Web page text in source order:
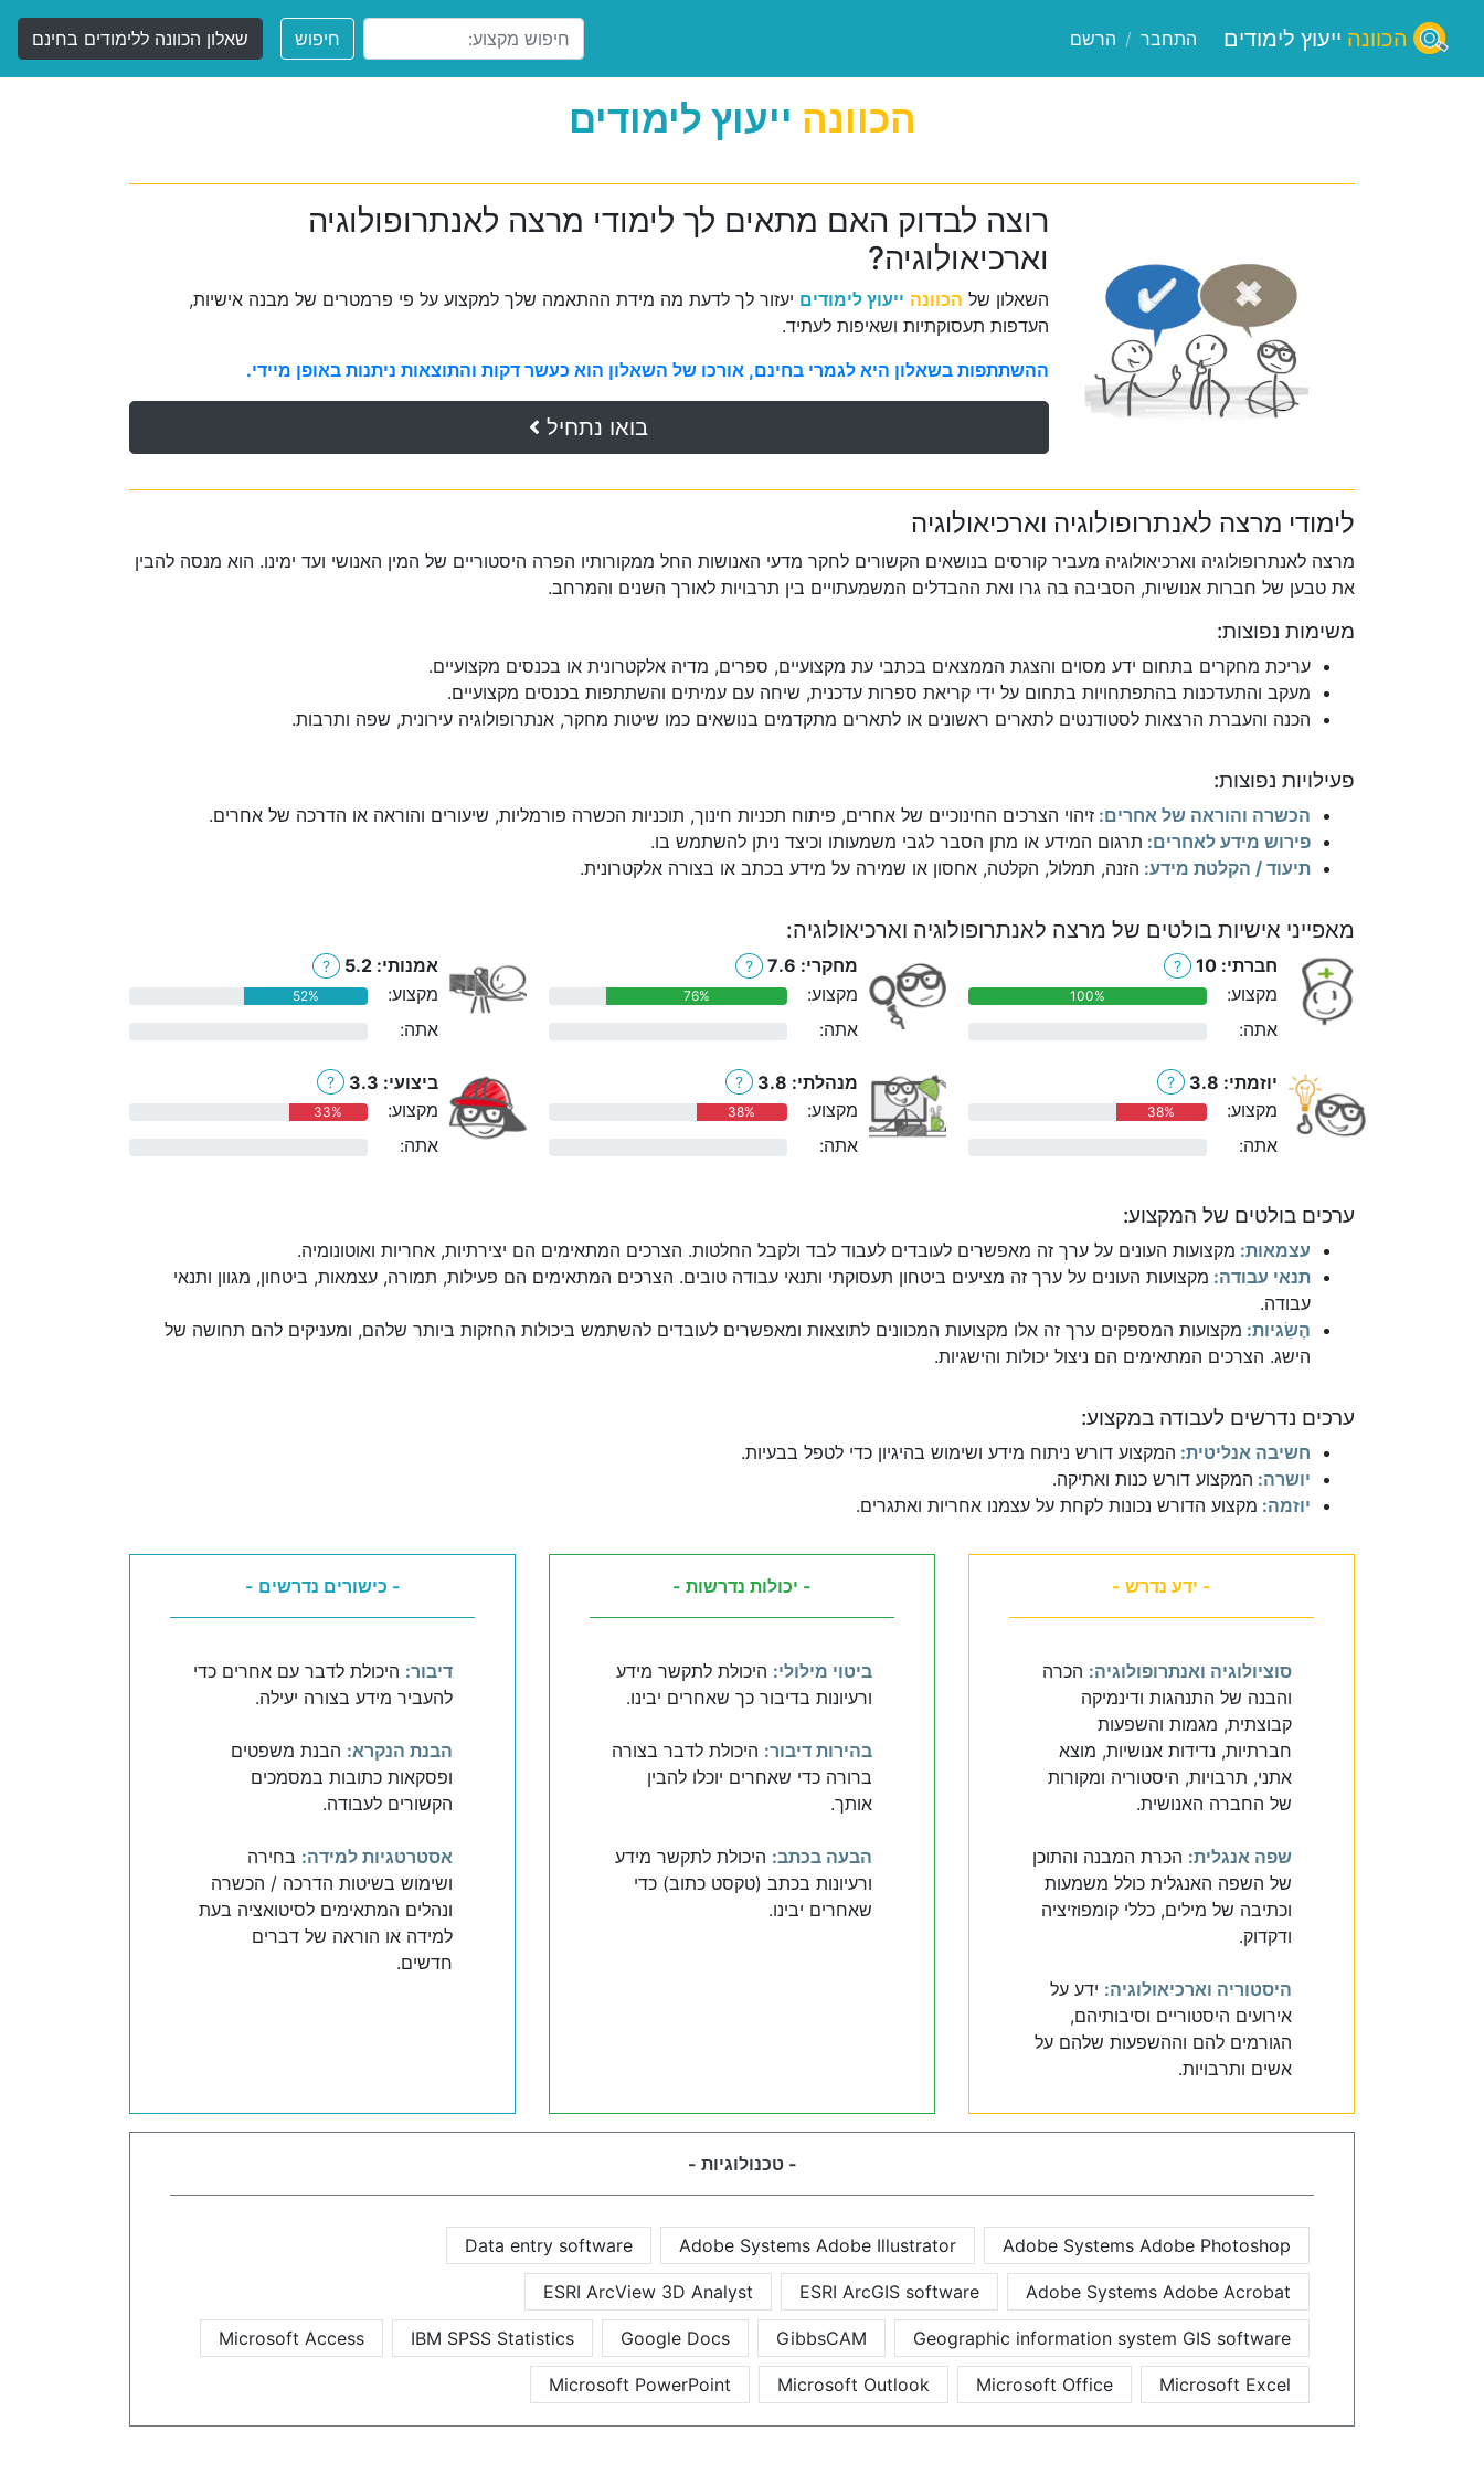
הכוונה ייעוץ לימודים התחבר / הרשם חיפוש שאלון הכוונה ללימודים בחינם
הכוונה ייעוץ לימודים
רוצה לבדוק האם מתאים לך לימודי מרצה לאנתרופולוגיה
וארכיאולוגיה?
השאלון של הכוונה ייעוץ לימודים יעזור לך לדעת מה מידת ההתאמה שלך למקצוע על פי פרמטרים של מבנה אישיות,
העדפות תעסוקתיות ושאיפות לעתיד.
ההשתתפות בשאלון היא לגמרי בחינם, אורכו של השאלון הוא כעשר דקות והתוצאות ניתנות באופן מיידי.
בואו נתחיל
לימודי מרצה לאנתרופולוגיה וארכיאולוגיה
מרצה לאנתרופולוגיה וארכיאולוגיה מעביר קורסים בנושאים הקשורים לחקר מדעי האנושות החל ממקורותיו הפרה היסטוריים של המין האנושי ועד ימינו. הוא מנסה להבין
את טבען של חברות אנושיות, הסביבה בה גרו ואת ההבדלים המשמעתויים בין תרבויות לאורך השנים והמרחב.
משימות נפוצות:
עריכת מחקרים בתחום ידע מסוים והצגת הממצאים בכתבי עת מקצועיים, ספרים, מדיה אלקטרונית או בכנסים מקצועיים.
מעקב והתעדכנות בהתפתחויות בתחום על ידי קריאת ספרות עדכנית, שיחה עם עמיתים והשתתפות בכנסים מקצועיים.
הכנה והעברת הרצאות לסטודנטים לתארים ראשונים או לתארים מתקדמים בנושאים כמו שיטות מחקר, אנתרופולוגיה עירונית, שפה ותרבות.
פעילויות נפוצות:
הכשרה והוראה של אחרים: זיהוי הצרכים החינוכיים של אחרים, פיתוח תכניות חינוך, תוכניות הכשרה פורמליות, שיעורים והוראה או הדרכה של אחרים.
פירוש מידע לאחרים: תרגום המידע או מתן הסבר לגבי משמעותו וכיצד ניתן להשתמש בו.
תיעוד / הקלטת מידע: הזנה, תמלול, הקלטה, אחסון או שמירה על מידע בכתב או בצורה אלקטרונית.
מאפייני אישיות בולטים של מרצה לאנתרופולוגיה וארכיאולוגיה:
חברתי: 10 ?
מקצוע: 100%
אתה:
מחקרי: 7.6 ?
מקצוע: 76%
אתה:
אמנותי: 5.2 ?
מקצוע: 52%
אתה:
יוזמתי: 3.8 ?
מקצוע: 38%
אתה:
מנהלתי: 3.8 ?
מקצוע: 38%
אתה:
ביצועי: 3.3 ?
מקצוע: 33%
אתה:
ערכים בולטים של המקצוע:
עצמאות: מקצועות העונים על ערך זה מאפשרים לעובדים לעבוד לבד ולקבל החלטות. הצרכים המתאימים הם יצירתיות, אחריות ואוטונומיה.
תנאי עבודה: מקצועות העונים על ערך זה מציעים ביטחון תעסוקתי ותנאי עבודה טובים. הצרכים המתאימים הם פעילות, תמורה, עצמאות, ביטחון, מגוון ותנאי
עבודה.
הֶשֵׂגיות: מקצועות המספקים ערך זה אלו מקצועות המכוונים לתוצאות ומאפשרים לעובדים להשתמש ביכולות החזקות ביותר שלהם, ומעניקים להם תחושה של
הישג. הצרכים המתאימים הם ניצול יכולות והישגיות.
ערכים נדרשים לעבודה במקצוע:
חשיבה אנליטית: המקצוע דורש ניתוח מידע ושימוש בהיגיון כדי לטפל בבעיות.
יושרה: המקצוע דורש כנות ואתיקה.
יוזמה: מקצוע הדורש נכונות לקחת על עצמנו אחריות ואתגרים.
- ידע נדרש -
סוציולוגיה ואנתרופולוגיה: הכרה
והבנה של התנהגות ודינמיקה
קבוצתית, מגמות והשפעות
חברתיות, נדידות אנושיות, מוצא
אתני, תרבויות, היסטוריה ומקורות
של החברה האנושית.
שפה אנגלית: הכרת המבנה והתוכן
של השפה האנגלית כולל משמעות
וכתיבה של מילים, כללי קומפוזיציה
ודקדוק.
היסטוריה וארכיאולוגיה: ידע על
אירועים היסטוריים וסיבותיהם,
הגורמים להם וההשפעות שלהם על
אשים ותרבויות.
- יכולות נדרשות -
ביטוי מילולי: היכולת לתקשר מידע
ורעיונות בדיבור כך שאחרים יבינו.
בהירות דיבור: היכולת לדבר בצורה
ברורה כדי שאחרים יוכלו להבין
אותך.
הבעה בכתב: היכולת לתקשר מידע
ורעיונות בכתב (טקסט כתוב) כדי
שאחרים יבינו.
- כישורים נדרשים -
דיבור: היכולת לדבר עם אחרים כדי
להעביר מידע בצורה יעילה.
הבנת הנקרא: הבנת משפטים
ופסקאות כתובות במסמכים
הקשורים לעבודה.
אסטרטגיות למידה: בחירה
ושימוש בשיטות הדרכה / הכשרה
ונהלים המתאימים לסיטואציה בעת
למידה או הוראה של דברים
חדשים.
- טכנולוגיות -
Adobe Systems Adobe Photoshop
Adobe Systems Adobe Illustrator
Data entry software
Adobe Systems Adobe Acrobat
ESRI ArcGIS software
ESRI ArcView 3D Analyst
Geographic information system GIS software
GibbsCAM
Google Docs
IBM SPSS Statistics
Microsoft Access
Microsoft Excel
Microsoft Office
Microsoft Outlook
Microsoft PowerPoint